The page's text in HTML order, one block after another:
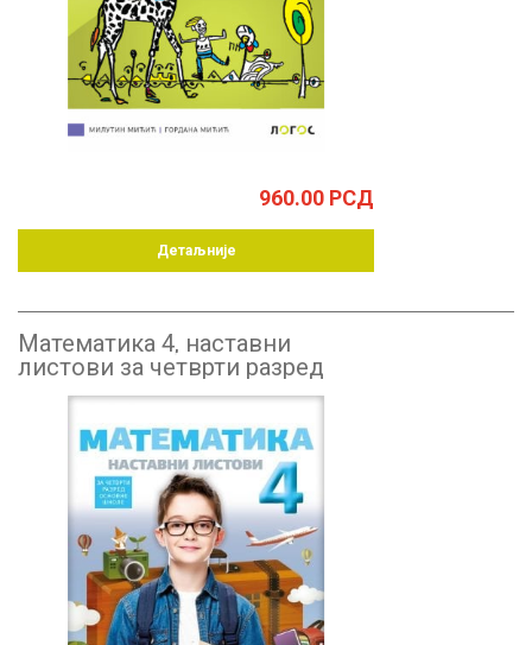
960.00 РСД
Детаљније
Математика 4, наставни
листови за четврти разред